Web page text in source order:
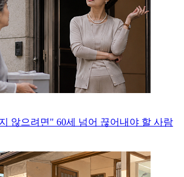
않으려면" 60세 넘어 끊어내야 할 사람